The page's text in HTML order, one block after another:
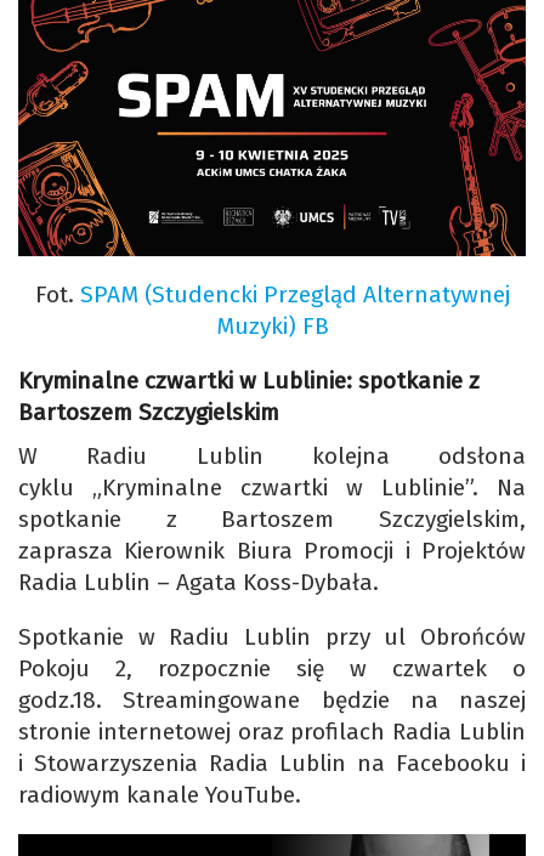
Fot. SPAM (Studencki Przegląd Alternatywnej
Muzyki) FB
Kryminalne czwartki w Lublinie: spotkanie z
Bartoszem Szczygielskim
W Radiu Lublin kolejna odsłona
cyklu „Kryminalne czwartki w Lublinie”. Na
spotkanie z Bartoszem Szczygielskim,
zaprasza Kierownik Biura Promocji i Projektów
Radia Lublin – Agata Koss-Dybała.
Spotkanie w Radiu Lublin przy ul Obrońców
Pokoju 2, rozpocznie się w czwartek o
godz.18. Streamingowane będzie na naszej
stronie internetowej oraz profilach Radia Lublin
i Stowarzyszenia Radia Lublin na Facebooku i
radiowym kanale YouTube.